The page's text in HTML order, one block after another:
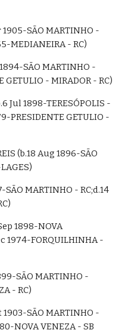
MEDIANEIRA - RC)
1894-SÃO MARTINHO -
GETULIO - MIRADOR - RC)
PRESIDENTE GETULIO -
(b.18 Aug 1896-SÃO
SÃO MARTINHO - RC;d.14
1974-FORQUILHINHA -
SÃO MARTINHO -
- RC)
NOVA VENEZA - SB